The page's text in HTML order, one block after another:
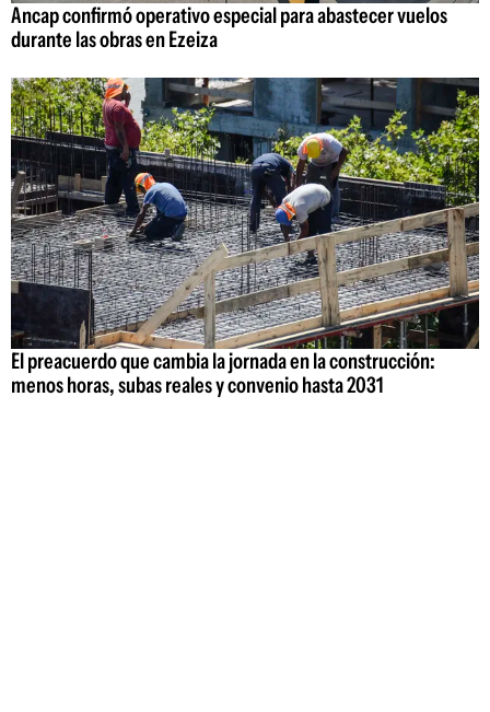
Ancap confirmó operativo especial para abastecer vuelos
durante las obras en Ezeiza
El preacuerdo que cambia la jornada en la construcción:
menos horas, subas reales y convenio hasta 2031